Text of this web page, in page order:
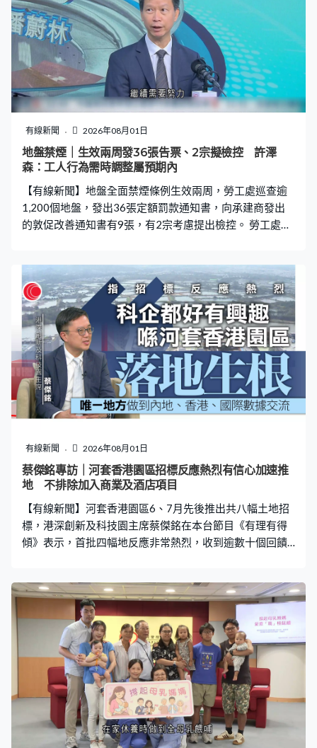
有線新聞 2026年08月01日
地盤禁煙｜生效兩周發36張告票、2宗擬檢控 許澤
森：工人行為需時調整屬預期內
【有線新聞】地盤全面禁煙條例生效兩周，勞工處巡查逾
1,200個地盤，發出36張定額罰款通知書，向承建商發出
的敦促改善通知書有9張，有2宗考慮提出檢控。 勞工處處
需要在行為上作出調整。有些工人意識上未必沒有，但行
為上未必跟上，這些情況在我們的預期內。最終我們想達
致的目標是甚麼？我們巡查時，一張定額罰款通知書也不
發出，這個是我們的目標。現在觀望數字是否很高也不算
是，但亦反映地盤禁止吸煙整個執法過程仍然有空間，繼
續需要努力。」
有線新聞 2026年08月01日
蔡傑銘專訪｜河套香港園區招標反應熱烈有信心加速推
地 不排除加入商業及酒店項目
【有線新聞】河套香港園區6、7月先後推出共八幅土地招
標，港深創新及科技園主席蔡傑銘在本台節目《有理有得
傾》表示，首批四幅地反應非常熱烈，收到逾數十個回饋
推第二批四幅地招標，身兼創新科技及工業局常任秘書長
的港深創新及科技園主席蔡傑銘在本台節目透露首批四幅
地反應非常熱烈，令當局有信心加速推地。港深創新及科
技園主席蔡傑銘：「我們招標的時候科企都是圍繞著六大
板塊，而特別是人工智能、生命健康科技和數據方面是比
較多，比如有比較尖端的晶片，又或者是量子科技等，他
們都是很有興趣，希望在香港河套香港園區落地生根。可
以誇張一點說，在內地甚至世界各地要能夠做到有國家內
地的數據，又做到香港和國際的數據能夠交流到在這裡做